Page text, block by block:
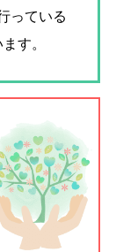
っている
す。